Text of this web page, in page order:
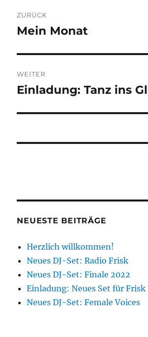
ZURÜCK
Vorheriger
Mein Monat
WEITER
Nächster
Einladung: Tanz ins
NEUESTE BEITRÄGE
Herzlich willkommen!
Neues DJ-Set: Radio Frisk
Neues DJ-Set: Finale 2022
Einladung: Neues Set für Frisk
Neues DJ-Set: Female Voices